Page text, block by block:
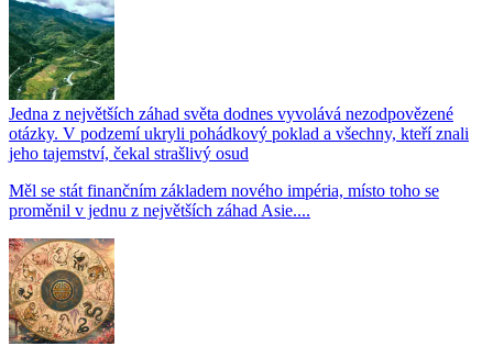
Jedna z největších záhad světa dodnes vyvolává nezodpovězené
otázky. V podzemí ukryli pohádkový poklad a všechny, kteří znali
jeho tajemství, čekal strašlivý osud
Měl se stát finančním základem nového impéria, místo toho se
proměnil v jednu z největších záhad Asie....